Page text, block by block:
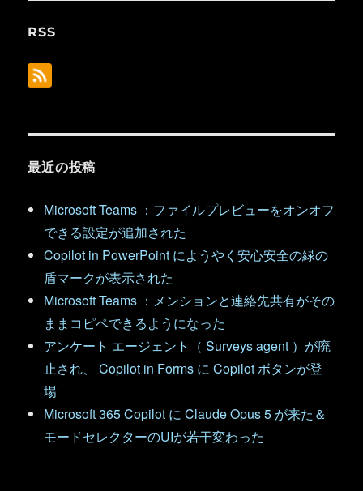
RSS
最近の投稿
Microsoft Teams ：ファイルプレビューをオンオフ
できる設定が追加された
Copilot in PowerPoint にようやく安心安全の緑の
盾マークが表示された
Microsoft Teams ：メンションと連絡先共有がその
ままコピペできるようになった
アンケート エージェント（ Surveys agent ）が廃
止され、 Copilot in Forms に Copilot ボタンが登
場
Microsoft 365 Copilot に Claude Opus 5 が来た＆
モードセレクターのUIが若干変わった